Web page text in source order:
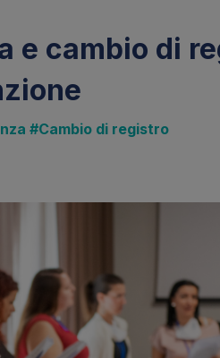
e cambio di
#Cambio di registro